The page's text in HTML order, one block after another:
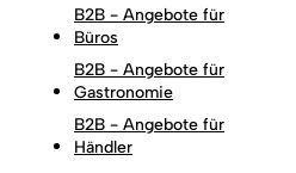
B2B - Angebote für
Büros
B2B - Angebote für
Gastronomie
B2B - Angebote für
Händler